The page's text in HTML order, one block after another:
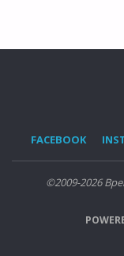
FACEBOOK
©2009-2026